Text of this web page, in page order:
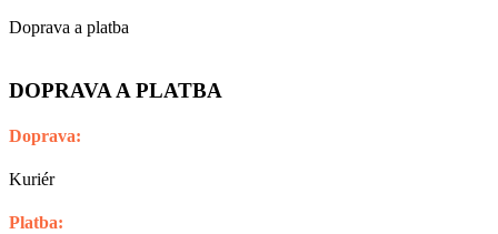
Doprava a platba
DOPRAVA A PLATBA
Doprava:
Kuriér
Platba: